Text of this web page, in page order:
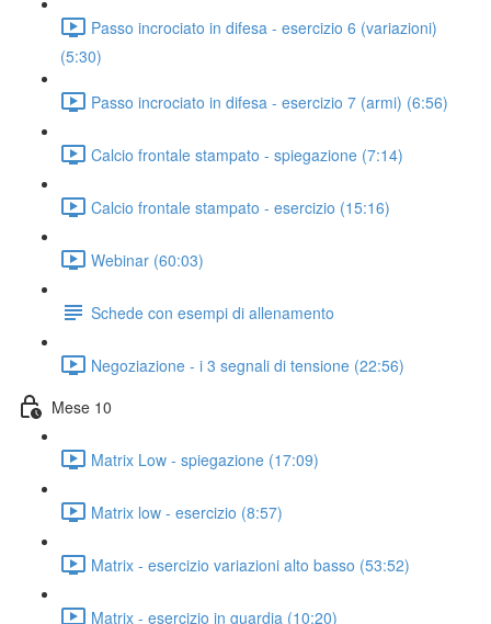
Passo incrociato in difesa - esercizio 6 (variazioni)
(5:30)
Passo incrociato in difesa - esercizio 7 (armi) (6:56)
Calcio frontale stampato - spiegazione (7:14)
Calcio frontale stampato - esercizio (15:16)
Webinar (60:03)
Schede con esempi di allenamento
Negoziazione - i 3 segnali di tensione (22:56)
Mese 10
Matrix Low - spiegazione (17:09)
Matrix low - esercizio (8:57)
Matrix - esercizio variazioni alto basso (53:52)
Matrix - esercizio in guardia (10:20)